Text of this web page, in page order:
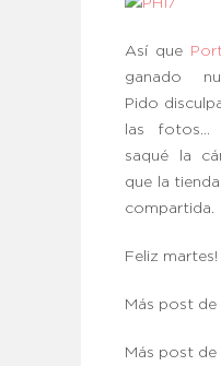
Así que
ganado
Pido
las fotos…
saqué la
que la
compartida.
Feliz martes!
Más post de
Más post de